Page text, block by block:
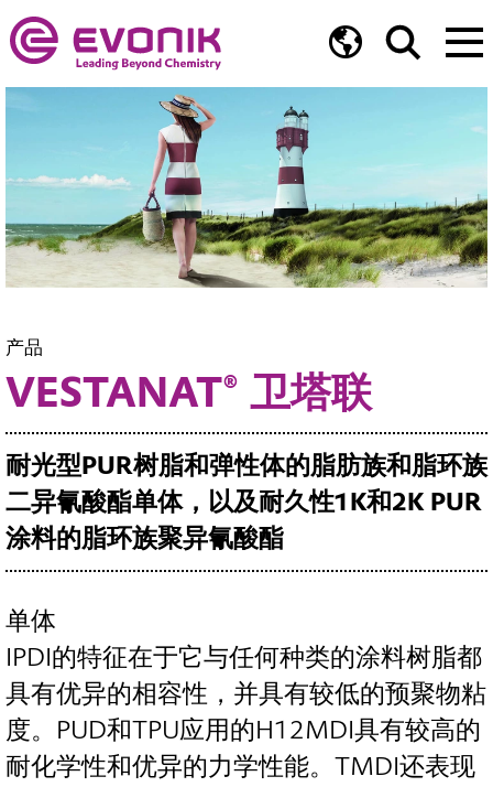
产品
VESTANAT® 卫塔联
耐光型PUR树脂和弹性体的脂肪族和脂环族
二异氰酸酯单体，以及耐久性1K和2K PUR
涂料的脂环族聚异氰酸酯
单体
IPDI的特征在于它与任何种类的涂料树脂都
具有优异的相容性，并具有较低的预聚物粘
度。PUD和TPU应用的H12MDI具有较高的
耐化学性和优异的力学性能。TMDI还表现